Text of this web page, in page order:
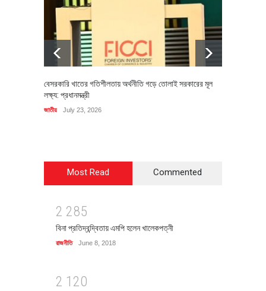
বেসরকারি খাতের গতিশীলতায় অর্থনীতি গড়ে তোলাই সরকারের মূল
লক্ষ্য: প্রধানমন্ত্রী
জাতীয় July 23, 2026
Most Read Commented
2 285
বিনা প্রতিদ্বন্দ্বিতায় এমপি হলেন খালেকপত্নী
রাজনীতি June 8, 2018
2 1 20